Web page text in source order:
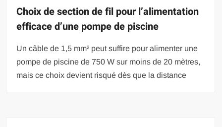
Choix de section de fil pour l’alimentation
efficace d’une pompe de piscine
Un câble de 1,5 mm² peut suffire pour alimenter une
pompe de piscine de 750 W sur moins de 20 mètres,
mais ce choix devient risqué dès que la distance